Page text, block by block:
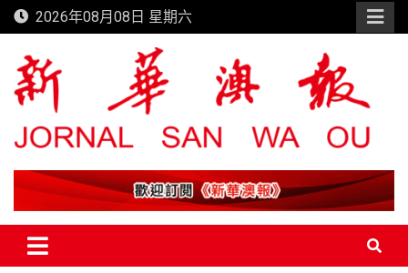
Skip
to
content
2026年08月08日 星期六
新華澳報